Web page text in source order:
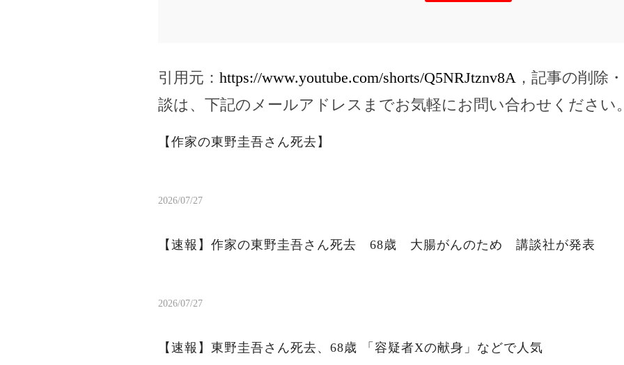
引用元： https://www.youtube.com/shorts/Q5NRJtznv8A ，記事の削除
談は、下記のメールアドレスまでお気軽にお問い合わせください
【作家の東野圭吾さん死去】
2026/07/27
【速報】作家の東野圭吾さん死去 68歳 大腸がんのため 講談社が発表
2026/07/27
【速報】東野圭吾さん死去、68歳 「容疑者Xの献身」などで人気